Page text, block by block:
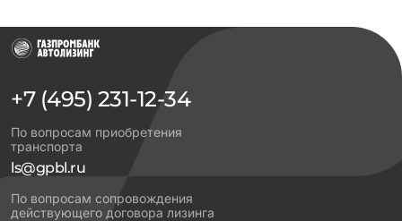
+7 (495) 231-12-34
По вопросам приобретения
транспорта
ls@gpbl.ru
По вопросам сопровождения
действующего договора лизинга